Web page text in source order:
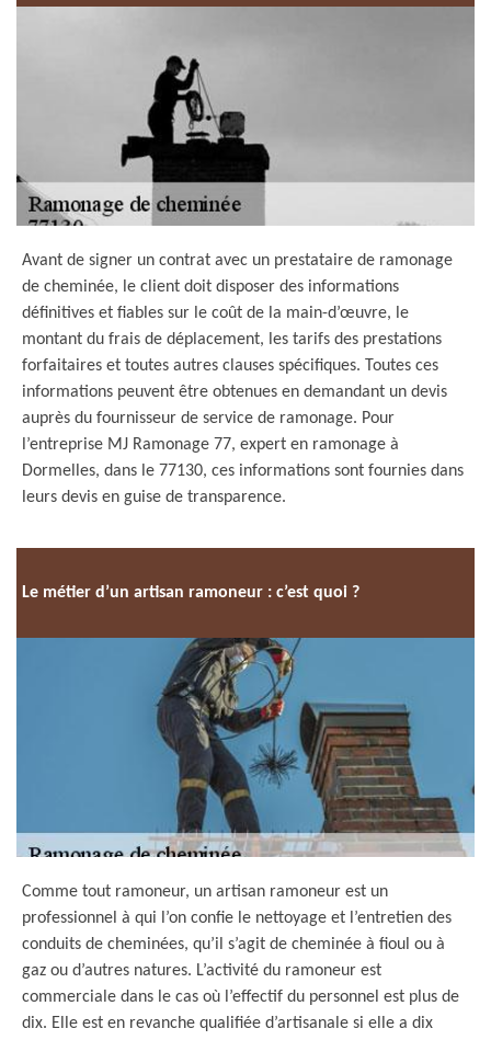
Avant de signer un contrat avec un prestataire de ramonage
de cheminée, le client doit disposer des informations
définitives et fiables sur le coût de la main-d’œuvre, le
montant du frais de déplacement, les tarifs des prestations
forfaitaires et toutes autres clauses spécifiques. Toutes ces
informations peuvent être obtenues en demandant un devis
auprès du fournisseur de service de ramonage. Pour
l’entreprise MJ Ramonage 77, expert en ramonage à
Dormelles, dans le 77130, ces informations sont fournies dans
leurs devis en guise de transparence.
Le métier d’un artisan ramoneur : c’est quoi ?
Comme tout ramoneur, un artisan ramoneur est un
professionnel à qui l’on confie le nettoyage et l’entretien des
conduits de cheminées, qu’il s’agit de cheminée à fioul ou à
gaz ou d’autres natures. L’activité du ramoneur est
commerciale dans le cas où l’effectif du personnel est plus de
dix. Elle est en revanche qualifiée d’artisanale si elle a dix